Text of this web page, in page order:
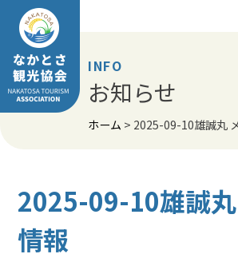
Skip
content
INFO
お知らせ
ホーム > 2025-09-10雄誠丸
2025-09-10雄誠
情報